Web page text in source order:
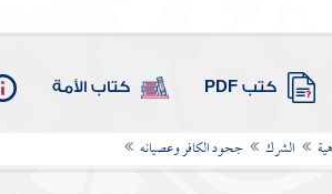
كتب PDF كتاب الأمة
الشرك جحود الكافر وعصيانه